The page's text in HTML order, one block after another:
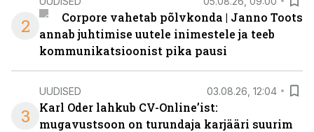
2
Corpore vahetab põlvkonda | Janno Toots
annab juhtimise uutele inimestele ja teeb
kommunikatsioonist pika pausi
3
UUDISED 03.08.26, 12:04
Karl Oder lahkub CV-Online’ist:
mugavustsoon on turundaja karjääri suurim